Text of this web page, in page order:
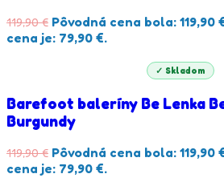
119,90€ Pôvodná cena bola: 119,90
cena je: 79,90 €.
✓ Skladom
Barefoot baleríny Be Lenka
Burgundy
119,90€ Pôvodná cena bola: 119,90
cena je: 79,90 €.